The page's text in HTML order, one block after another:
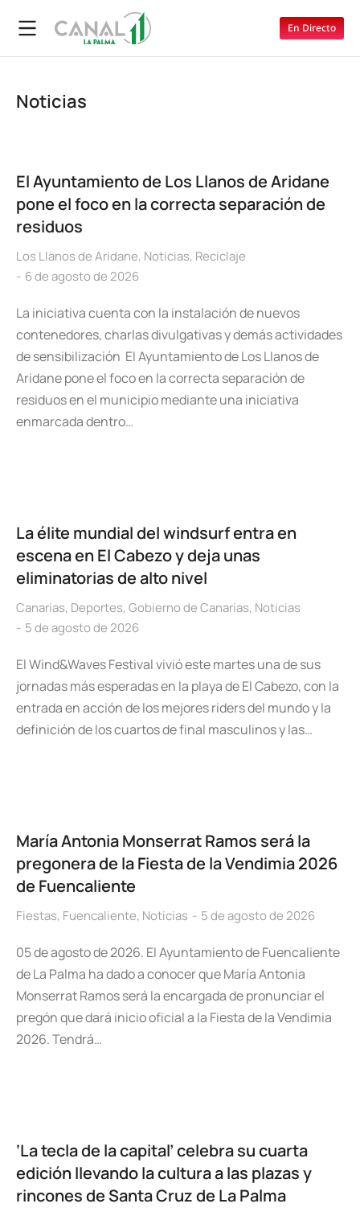
En Directo
Noticias
El Ayuntamiento de Los Llanos de Aridane
pone el foco en la correcta separación de
residuos
Los Llanos de Aridane, Noticias, Reciclaje
6 de agosto de 2026
La iniciativa cuenta con la instalación de nuevos
contenedores, charlas divulgativas y demás actividades
de sensibilización El Ayuntamiento de Los Llanos de
Aridane pone el foco en la correcta separación de
residuos en el municipio mediante una iniciativa
enmarcada dentro…
La élite mundial del windsurf entra en
escena en El Cabezo y deja unas
eliminatorias de alto nivel
Canarias, Deportes, Gobierno de Canarias, Noticias
5 de agosto de 2026
El Wind&Waves Festival vivió este martes una de sus
jornadas más esperadas en la playa de El Cabezo, con la
entrada en acción de los mejores riders del mundo y la
definición de los cuartos de final masculinos y las…
María Antonia Monserrat Ramos será la
pregonera de la Fiesta de la Vendimia 2026
de Fuencaliente
Fiestas, Fuencaliente, Noticias 5 de agosto de 2026
05 de agosto de 2026. El Ayuntamiento de Fuencaliente
de La Palma ha dado a conocer que María Antonia
Monserrat Ramos será la encargada de pronunciar el
pregón que dará inicio oficial a la Fiesta de la Vendimia
2026. Tendrá…
‘La tecla de la capital’ celebra su cuarta
edición llevando la cultura a las plazas y
rincones de Santa Cruz de La Palma